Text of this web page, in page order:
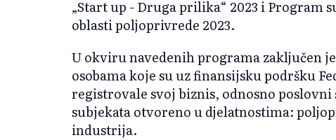
„Start up - Druga prilika“ 2023 i Program
oblasti poljoprivrede 2023.
U okviru navedenih programa zaključen
osobama koje su uz finansijsku podršku
registrovale svoj biznis, odnosno
subjekata otvoreno u djelatnostima:
industrija.